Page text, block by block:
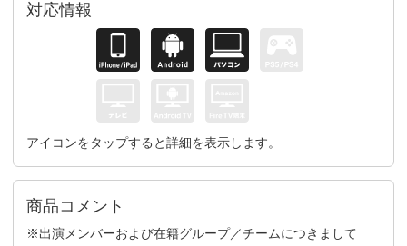
対応情報
アイコンをタップすると詳細を表示します。
商品コメント
※出演メンバーおよび在籍グループ／チームにつきまして